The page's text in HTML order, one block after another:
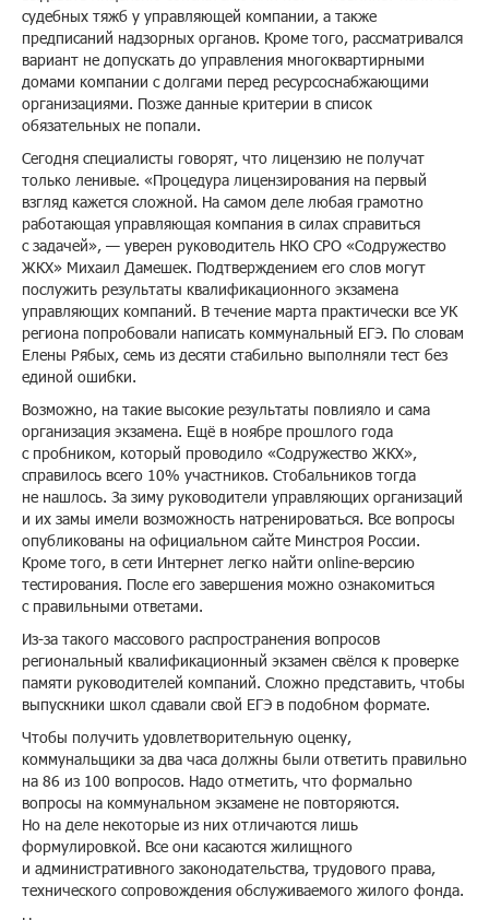
судебных тяжб у управляющей компании, а также
предписаний надзорных органов. Кроме того, рассматривался
вариант не допускать до управления многоквартирными
домами компании с долгами перед ресурсоснабжающими
организациями. Позже данные критерии в список
обязательных не попали.
Сегодня специалисты говорят, что лицензию не получат
только ленивые. «Процедура лицензирования на первый
взгляд кажется сложной. На самом деле любая грамотно
работающая управляющая компания в силах справиться
с задачей», — уверен руководитель НКО СРО «Содружество
ЖКХ» Михаил Дамешек. Подтверждением его слов могут
послужить результаты квалификационного экзамена
управляющих компаний. В течение марта практически все УК
региона попробовали написать коммунальный ЕГЭ. По словам
Елены Рябых, семь из десяти стабильно выполняли тест без
единой ошибки.
Возможно, на такие высокие результаты повлияло и сама
организация экзамена. Ещё в ноябре прошлого года
с пробником, который проводило «Содружество ЖКХ»,
справилось всего 10% участников. Стобальников тогда
не нашлось. За зиму руководители управляющих организаций
и их замы имели возможность натренироваться. Все вопросы
опубликованы на официальном сайте Минстроя России.
Кроме того, в сети Интернет легко найти online-версию
тестирования. После его завершения можно ознакомиться
с правильными ответами.
Из-за такого массового распространения вопросов
региональный квалификационный экзамен свёлся к проверке
памяти руководителей компаний. Сложно представить, чтобы
выпускники школ сдавали свой ЕГЭ в подобном формате.
Чтобы получить удовлетворительную оценку,
коммунальщики за два часа должны были ответить правильно
на 86 из 100 вопросов. Надо отметить, что формально
вопросы на коммунальном экзамене не повторяются.
Но на деле некоторые из них отличаются лишь
формулировкой. Все они касаются жилищного
и административного законодательства, трудового права,
технического сопровождения обслуживаемого жилого фонда.